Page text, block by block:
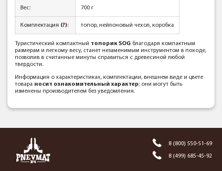
Вес: 700 г
Комплектация (?): топор, нейлоновый чехол, коробка
Туристический компактный топорик SOG благодаря компактным
размерам и легкому весу, станет незаменимым инструментом в походе,
позволив в считанные минуты справиться с древесиной любой
твердости.
Информация о характеристиках, комплектации, внешнем виде и цвете
товара носит ознакомительный характер; они могут быть
изменены производителем без уведомления.
8 (800) 550-51-69
8 (499) 685-45-92